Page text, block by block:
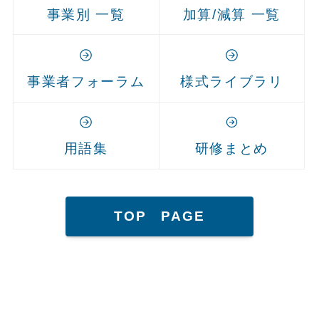
事業別 一覧 加算/減算 一覧
事業者フォーラム 様式ライブラリ
用語集 研修まとめ
TOP PAGE